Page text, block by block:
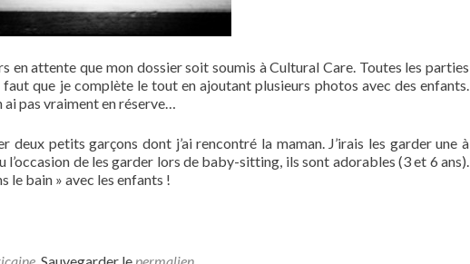
en attente que mon dossier soit soumis à Cultural Care. Toutes les parties
que je complète le tout en ajoutant plusieurs photos avec des enfants.
ai pas vraiment en réserve…
deux petits garçons dont j’ai rencontré la maman. J’irais les garder une à
l’occasion de les garder lors de baby-sitting, ils sont adorables (3 et 6 ans).
le bain » avec les enfants !